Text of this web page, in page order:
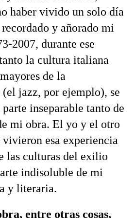
haber vivido un solo día
y añorado mi
2007, durante ese
la cultura italiana
de la
(el jazz, por ejemplo), se
inseparable tanto de
mi obra. El yo y el otro
esa experiencia
las culturas del exilio
indisoluble de mi
y literaria.
entre otras cosas,